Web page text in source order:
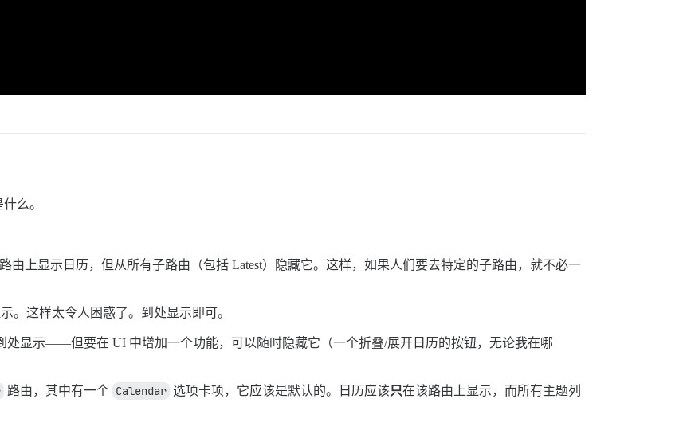
么。
上显示日历，但从所有子路由（包括 Latest）隐藏它。这样，如果人们要去特定的子路由，就不必一
。这样太令人困惑了。到处显示即可。
显示——但要在 UI 中增加一个功能，可以随时隐藏它（一个折叠/展开日历的按钮，无论我在哪
路由，其中有一个 Calendar 选项卡项，它应该是默认的。日历应该只在该路由上显示，而所有主题列